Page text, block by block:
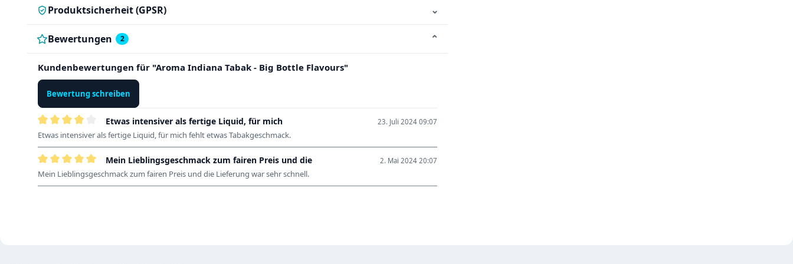
Produktsicherheit (GPSR) ⌄
Bewertungen 2 ⌄
Kundenbewertungen für "Aroma Indiana Tabak - Big Bottle Flavours"
Bewertung schreiben
23. Juli 2024 09:07
Bewertung mit 4 von 5 Sternen
Etwas intensiver als fertige Liquid, für mich
Etwas intensiver als fertige Liquid, für mich fehlt etwas Tabakgeschmack.
2. Mai 2024 20:07
Bewertung mit 5 von 5 Sternen
Mein Lieblingsgeschmack zum fairen Preis und die
Mein Lieblingsgeschmack zum fairen Preis und die Lieferung war sehr schnell.